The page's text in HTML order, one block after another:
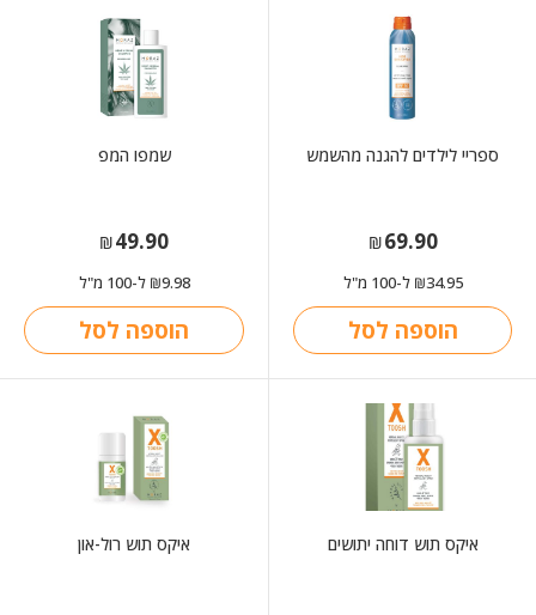
ספריי לילדים להגנה מהשמש
₪69.90
₪34.95 ל-100 מ"ל
הוספה לסל
שמפו המפ
₪49.90
₪9.98 ל-100 מ"ל
הוספה לסל
איקס תוש דוחה יתושים איקס תוש רול-און